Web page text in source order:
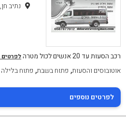
נתיב
רכב הסעות עד 20 אנשים לכול מטרה לפרטים
אוטובוסים והסעות, פתוח בשבת, פתוח בלילה
לפרטים נוספים